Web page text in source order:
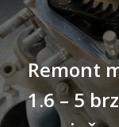
Remont
1.6 – 5